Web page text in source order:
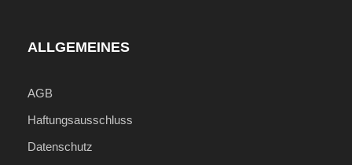
ALLGEMEINES
AGB
Haftungsausschluss
Datenschutz